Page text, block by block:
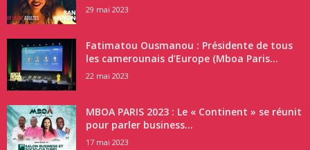
29 mai 2023
Fatimatou Ousmanou : Présidente de tous
les camerounais d’Europe (Mboa Paris...
22 mai 2023
MBOA PARIS 2023 : Le « Continent » se réunit
pour parler business...
17 mai 2023